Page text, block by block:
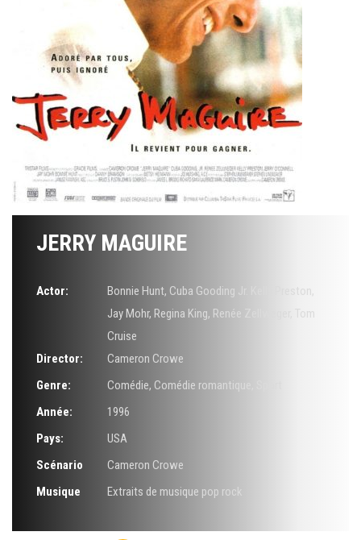
JERRY MAGUIRE
Actor: Bonnie Hunt, Cuba Gooding Jr. Kelly Preston,
Jay Mohr, Regina King, Renée Zellweger
Tom
Cruise
Director:
Cameron Crowe
Genre:
Comédie, Comédie romantique
Année:
1996
Pays:
USA
Scénario
Cameron Crowe
Musique
Extraits de musique pop rock